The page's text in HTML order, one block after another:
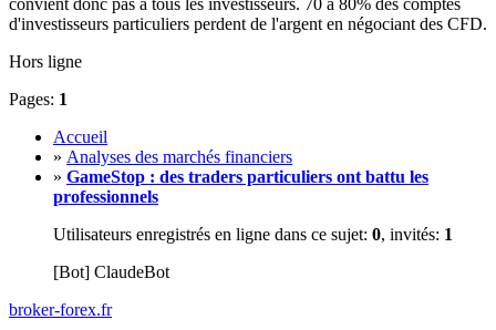
d'investisseurs particuliers perdent de l'argent en négociant des CFD.
Hors ligne
Pages: 1
Accueil
» Analyses des marchés financiers
» GameStop : des traders particuliers ont battu les
professionnels
Utilisateurs enregistrés en ligne dans ce sujet: 0, invités: 1
[Bot] ClaudeBot
broker-forex.fr